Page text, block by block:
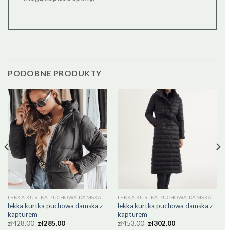
PODOBNE PRODUKTY
lekka kurtka puchowa damska z
kapturem
zł428.00 zł285.00
lekka kurtka puchowa damska z
kapturem
zł453.00 zł302.00